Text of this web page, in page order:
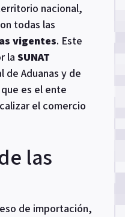
nacional,
todas las
vigentes. Este
la SUNAT
de Aduanas y de
es el ente
el comercio
las
de importación,